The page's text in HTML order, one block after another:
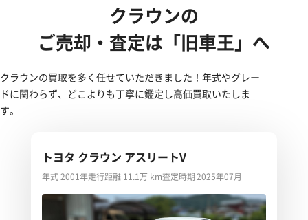
クラウンの
ご売却・査定は「旧車王」へ
クラウンの買取を多く任せていただきました！年式やグレー
ドに関わらず、どこよりも丁寧に鑑定し高価買取いたしま
す。
トヨタ クラウン アスリートV
年式 2001年走行距離 11.1万 km査定時期 2025年07月